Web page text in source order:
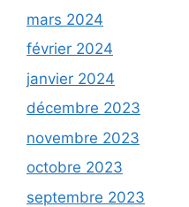
mars 2024
février 2024
janvier 2024
décembre 2023
novembre 2023
octobre 2023
septembre 2023